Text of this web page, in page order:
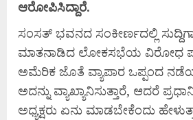
ಆರೋಪಿಸಿದ್ದಾರೆ.
ಸಂಸತ್ ಭವನದ ಸಂಕೀರ್ಣದಲ್ಲಿ
ಮಾತನಾಡಿದ ಲೋಕಸಭೆಯ ವಿರೋಧ
ಅಮೆರಿಕ ಜೊತೆ ವ್ಯಾಪಾರ ಒಪ್ಪಂದ
ಅದನ್ನು ವ್ಯಾಖ್ಯಾನಿಸುತ್ತಾರೆ, ಆದರೆ
ಅಧ್ಯಕ್ಷರು ಏನು ಮಾಡಬೇಕೆಂದು